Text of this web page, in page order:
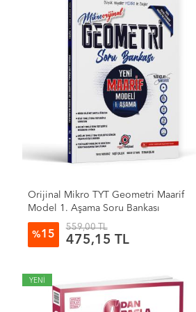
Orijinal Mikro TYT Geometri Maarif
Model 1. Aşama Soru Bankası
%15
559,00 TL
475,15 TL
YENİ